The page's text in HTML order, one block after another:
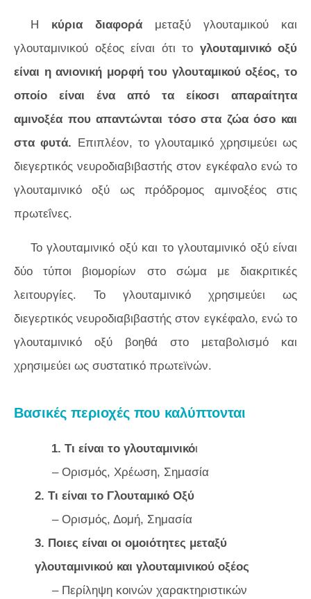
Η κύρια διαφορά μεταξύ γλουταμικού και
γλουταμινικού οξέος είναι ότι το γλουταμινικό οξύ
είναι η ανιονική μορφή του γλουταμικού οξέος, το
οποίο είναι ένα από τα είκοσι απαραίτητα
αμινοξέα που απαντώνται τόσο στα ζώα όσο και
στα φυτά. Επιπλέον, το γλουταμικό χρησιμεύει ως
διεγερτικός νευροδιαβιβαστής στον εγκέφαλο ενώ το
γλουταμινικό οξύ ως πρόδρομος αμινοξέος στις
πρωτεΐνες.
Το γλουταμινικό οξύ και το γλουταμινικό οξύ είναι
δύο τύποι βιομορίων στο σώμα με διακριτικές
λειτουργίες. Το γλουταμινικό χρησιμεύει ως
διεγερτικός νευροδιαβιβαστής στον εγκέφαλο, ενώ το
γλουταμινικό οξύ βοηθά στο μεταβολισμό και
χρησιμεύει ως συστατικό πρωτεϊνών.
Βασικές περιοχές που καλύπτονται
1. Τι είναι το γλουταμινικόι
– Ορισμός, Χρέωση, Σημασία
2. Τι είναι το Γλουταμικό Οξύ
– Ορισμός, Δομή, Σημασία
3. Ποιες είναι οι ομοιότητες μεταξύ
γλουταμινικού και γλουταμινικού οξέος
– Περίληψη κοινών χαρακτηριστικών